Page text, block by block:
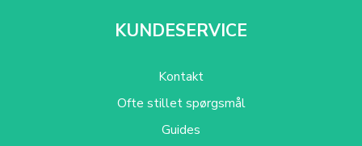
KUNDESERVICE
Kontakt
Ofte stillet spørgsmål
Guides